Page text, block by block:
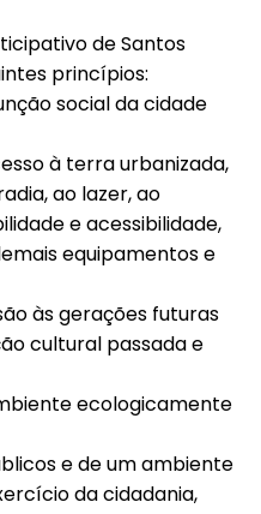
de Santos
princípios:
social da cidade
à terra urbanizada,
ao lazer, ao
e acessibilidade,
equipamentos e
às gerações futuras
cultural passada e
ecologicamente
e de um ambiente
da cidadania,